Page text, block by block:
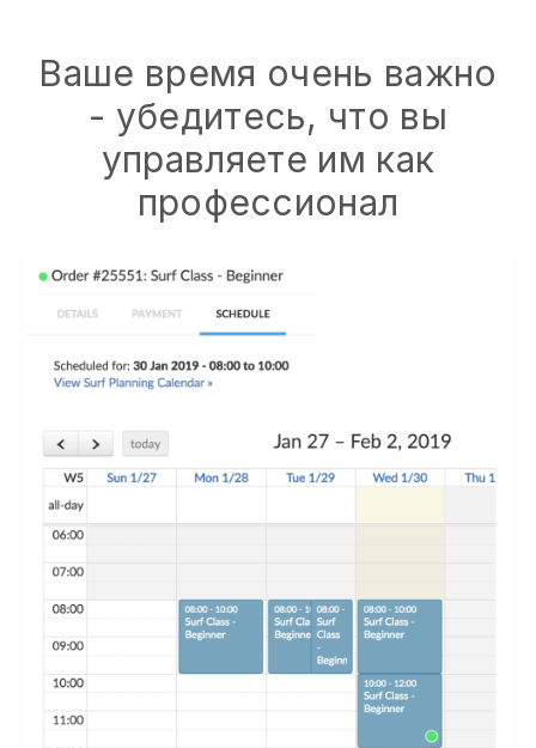
Ваше время очень важно
- убедитесь, что вы
управляете им как
профессионал